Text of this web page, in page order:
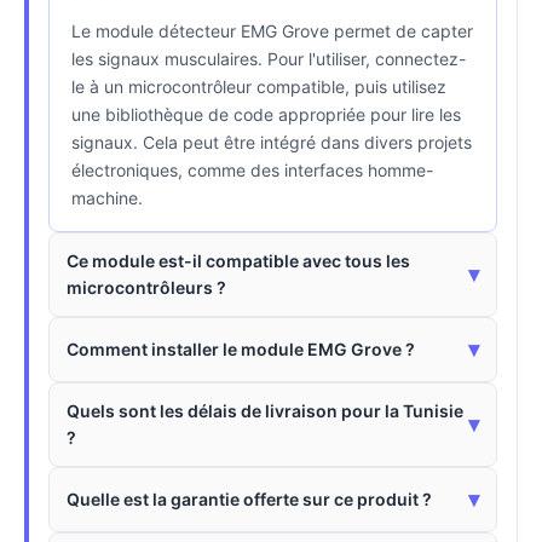
Le module détecteur EMG Grove permet de capter
les signaux musculaires. Pour l'utiliser, connectez-
le à un microcontrôleur compatible, puis utilisez
une bibliothèque de code appropriée pour lire les
signaux. Cela peut être intégré dans divers projets
électroniques, comme des interfaces homme-
machine.
Ce module est-il compatible avec tous les
microcontrôleurs ?
▾
Comment installer le module EMG Grove ? ▾
Quels sont les délais de livraison pour la Tunisie
?
▾
Quelle est la garantie offerte sur ce produit ? ▾